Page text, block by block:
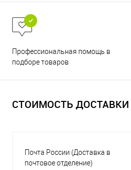
Профессиональная помощь в
подборе товаров
СТОИМОСТЬ ДОСТАВКИ
Почта России (Доставка в
почтовое отделение)